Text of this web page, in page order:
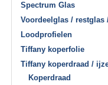
Spectrum Glas
Voordeelglas / restglas
Loodprofielen
Tiffany koperfolie
Tiffany koperdraad /
Koperdraad